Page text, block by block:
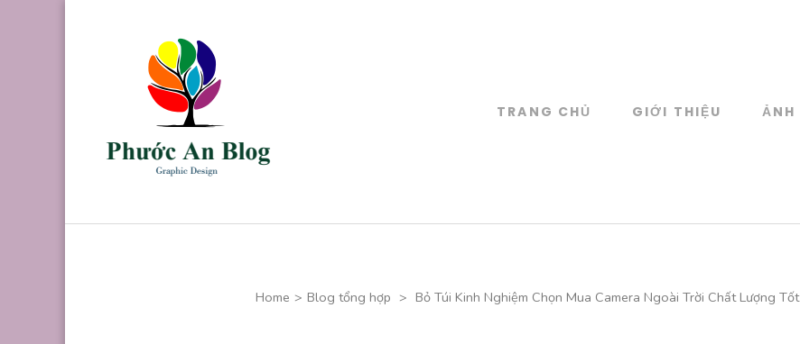
TRANG CHỦ GIỚI THIỆU ẢNH
Home > Blog tổng hợp > Bỏ Túi Kinh Nghiệm Chọn Mua Camera Ngoài Trời Chất Lượng Tốt